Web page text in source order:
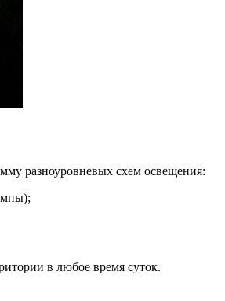
разноуровневых схем освещения:
в любое время суток.